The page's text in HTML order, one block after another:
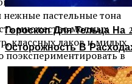
Гороскоп Для Тельца На
Осторожность В
пастельные тона
множество модных
классных лаков и милых
в